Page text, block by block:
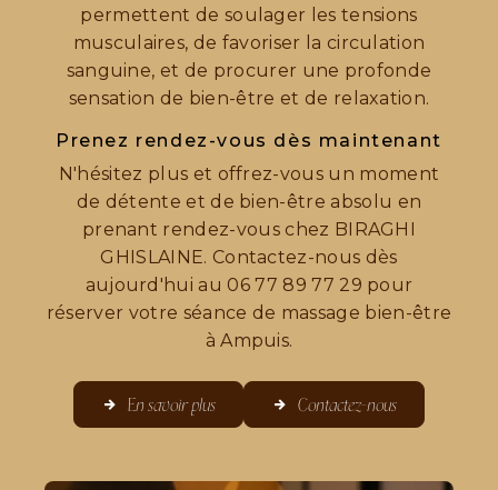
permettent de soulager les tensions
musculaires, de favoriser la circulation
sanguine, et de procurer une profonde
sensation de bien-être et de relaxation.
Prenez rendez-vous dès maintenant
N'hésitez plus et offrez-vous un moment
de détente et de bien-être absolu en
prenant rendez-vous chez BIRAGHI
GHISLAINE. Contactez-nous dès
aujourd'hui au 06 77 89 77 29 pour
réserver votre séance de massage bien-être
à Ampuis.
En savoir plus Contactez-nous